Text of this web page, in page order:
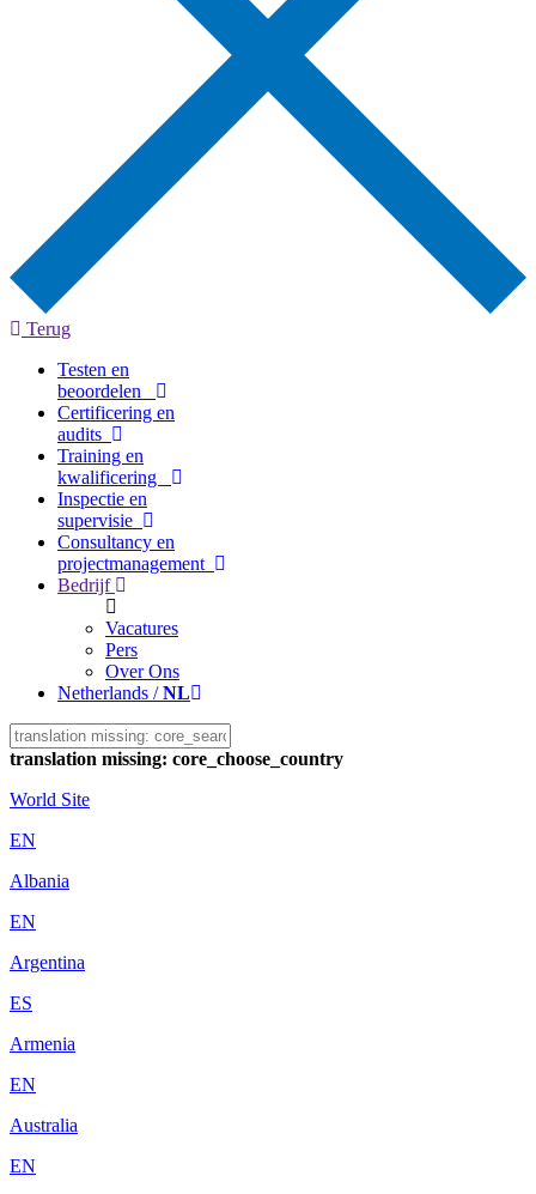
Terug
Testen en
beoordelen
Certificering en
audits
Training en
kwalificering
Inspectie en
supervisie
Consultancy en
projectmanagement
Bedrijf
Vacatures
Pers
Over Ons
Netherlands /NL
translation missing: core_choose_country
World Site
EN
Albania
EN
Argentina
ES
Armenia
EN
Australia
EN